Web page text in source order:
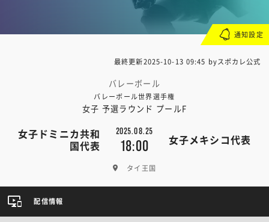
最終更新2025-10-13 09:45 byスポカレ公式
バレーボール
バレーボール世界選手権
女子 予選ラウンド プールF
女子ドミニカ共和
国代表
2025.08.25
18:00 女子メキシコ代表
タイ王国
通知設定
配信情報